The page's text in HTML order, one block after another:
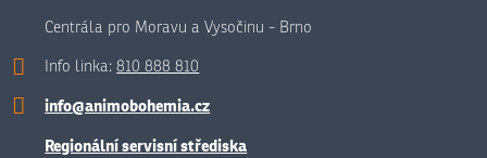
Centrála pro Moravu a Vysočinu - Brno
Info linka:810 888 810
info@animobohemia.cz
Regionální servisní střediska